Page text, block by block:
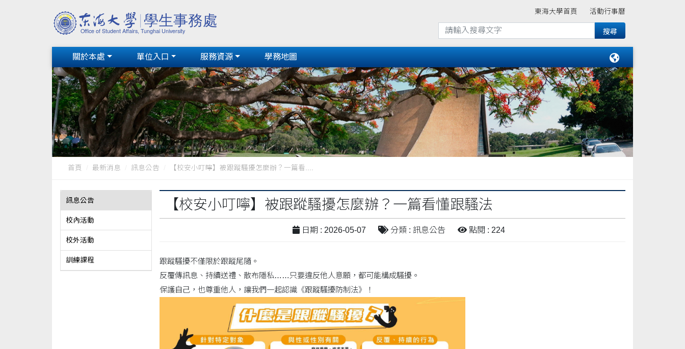
東海大學首頁 活動行事曆
關於本處 單位入口 服務資源 學務地圖
首頁 最新消息 訊息公告 【校安小叮嚀】被跟蹤騷擾怎麼辦？一篇看....
訊息公告
校內活動
校外活動
訓練課程
【校安小叮嚀】被跟蹤騷擾怎麼辦？一篇看懂跟騷法
日期 : 2026-05-07 分類 : 訊息公告 點閱 : 224
跟蹤騷擾不僅限於跟蹤尾隨。
反覆傳訊息、持續送禮、散布隱私……只要違反他人意願，都可能構成騷擾。
保護自己，也尊重他人，讓我們一起認識《跟蹤騷擾防制法》！